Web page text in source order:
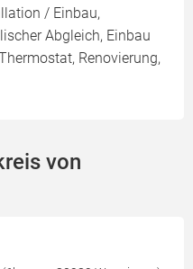
/ Einbau,
Abgleich, Einbau
Renovierung,
von